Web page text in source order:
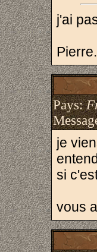
j'ai
Pierre.
Pays:
je
si
vous